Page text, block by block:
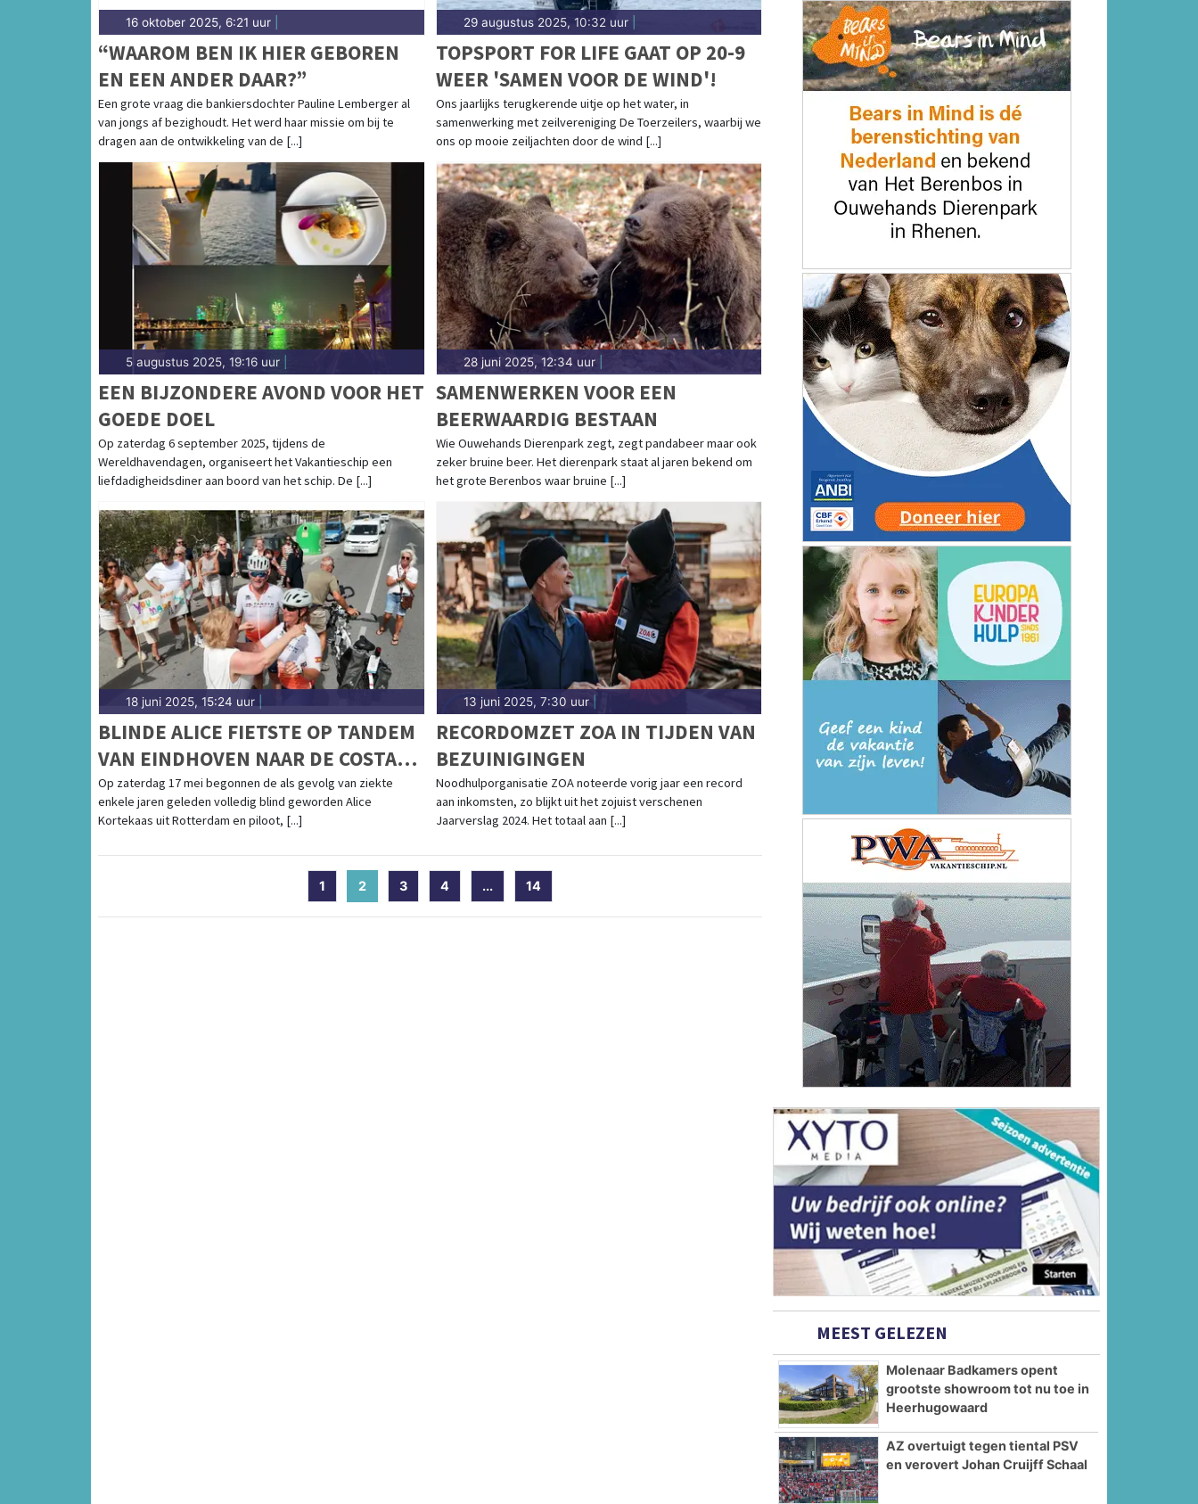
16 oktober 2025, 6:21 uur
“WAAROM BEN IK HIER GEBOREN
EN EEN ANDER DAAR?”
Een grote vraag die bankiersdochter Pauline Lemberger al
van jongs af bezighoudt. Het werd haar missie om bij te
dragen aan de ontwikkeling van de [...]
29 augustus 2025, 10:32 uur|
TOPSPORT FOR LIFE GAAT OP 20-9
WEER 'SAMEN VOOR DE WIND'!
Ons jaarlijks terugkerende uitje op het water, in
samenwerking met zeilvereniging De Toerzeilers, waarbij we
ons op mooie zeiljachten door de wind [...]
5 augustus 2025, 19:16 uur
EEN BIJZONDERE AVOND VOOR HET
GOEDE DOEL
Op zaterdag 6 september 2025, tijdens de
Wereldhavendagen, organiseert het Vakantieschip een
liefdadigheidsdiner aan boord van het schip. De [...]
28 juni 2025, 12:34 uur|
SAMENWERKEN VOOR EEN
BEERWAARDIG BESTAAN
Wie Ouwehands Dierenpark zegt, zegt pandabeer maar ook
zeker bruine beer. Het dierenpark staat al jaren bekend om
het grote Berenbos waar bruine [...]
18 juni 2025, 15:24 uur
BLINDE ALICE FIETSTE OP TANDEM
VAN EINDHOVEN NAAR DE COSTA
BLANCA
Op zaterdag 17 mei begonnen de als gevolg van ziekte
enkele jaren geleden volledig blind geworden Alice
Kortekaas uit Rotterdam en piloot, [...]
13 juni 2025, 7:30 uur|
RECORDOMZET ZOA IN TIJDEN VAN
BEZUINIGINGEN
Noodhulporganisatie ZOA noteerde vorig jaar een record
aan inkomsten, zo blijkt uit het zojuist verschenen
Jaarverslag 2024. Het totaal aan [...]
1 2 (current)
3 4 ... 14
MEEST GELEZEN
Molenaar Badkamers opent
grootste showroom tot nu toe in
Heerhugowaard
AZ overtuigt tegen tiental PSV
en verovert Johan Cruijff Schaal